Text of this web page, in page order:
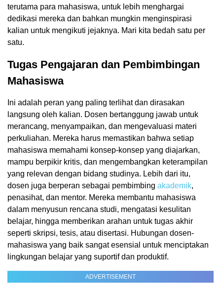
terutama para mahasiswa, untuk lebih menghargai
dedikasi mereka dan bahkan mungkin menginspirasi
kalian untuk mengikuti jejaknya. Mari kita bedah satu per
satu.
Tugas Pengajaran dan Pembimbingan
Mahasiswa
Ini adalah peran yang paling terlihat dan dirasakan
langsung oleh kalian. Dosen bertanggung jawab untuk
merancang, menyampaikan, dan mengevaluasi materi
perkuliahan. Mereka harus memastikan bahwa setiap
mahasiswa memahami konsep-konsep yang diajarkan,
mampu berpikir kritis, dan mengembangkan keterampilan
yang relevan dengan bidang studinya. Lebih dari itu,
dosen juga berperan sebagai pembimbing akademik,
penasihat, dan mentor. Mereka membantu mahasiswa
dalam menyusun rencana studi, mengatasi kesulitan
belajar, hingga memberikan arahan untuk tugas akhir
seperti skripsi, tesis, atau disertasi. Hubungan dosen-
mahasiswa yang baik sangat esensial untuk menciptakan
lingkungan belajar yang suportif dan produktif.
ADVERTISEMENT